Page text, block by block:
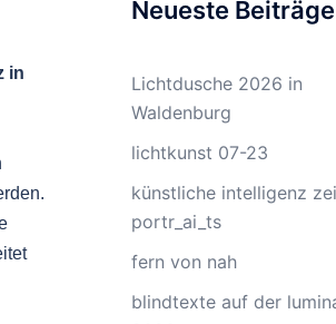
in
Neueste Beiträge
Lichtdusche 2026 in
Waldenburg
lichtkunst 07-23
künstliche intelligenz
portr_ai_ts
fern von nah
blindtexte auf der